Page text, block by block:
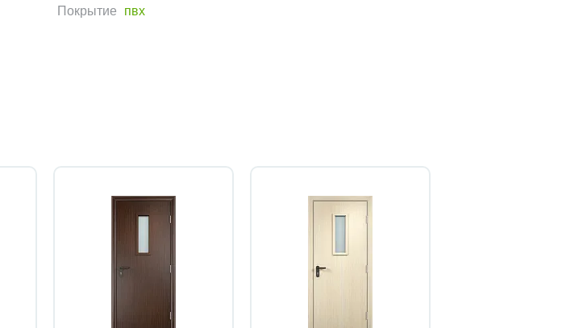
Покрытие
пвх